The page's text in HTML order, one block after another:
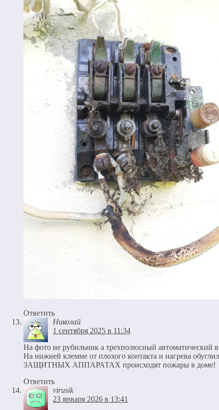
Ответить
Николай
1 сентября 2025 в 11:34
На фото не рубильник а трехполюсный автоматический
На нижней клемме от плохого контакта и нагрева
ЗАЩИТНЫХ АППАРАТАХ происходят пожары в доме!
Ответить
virusik
23 января 2026 в 13:41